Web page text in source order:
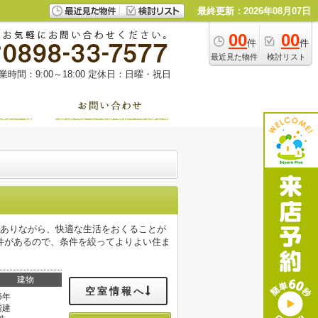
最終更新：2026年08月07日
00件
最近見た物件
00件
検討リスト
時間：9:00～18:00 定休日：日曜・祝日
りながら、快適な生活をおくることが
あるので、条件を絞ってよりよい住ま
建物
年
建
空室情報へ